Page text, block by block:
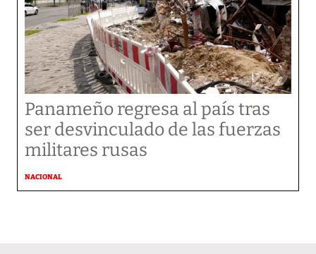
Panameño regresa al país tras
ser desvinculado de las fuerzas
militares rusas
NACIONAL